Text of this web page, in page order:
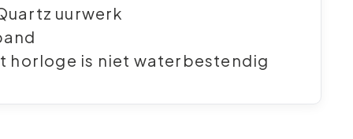
uurwerk
horloge is niet waterbestendig